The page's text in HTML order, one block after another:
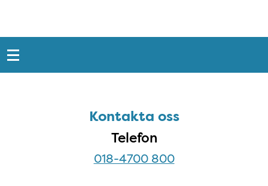
Snabblänkar
Kontakta ossKontakta oss
Telefon
018-4700 800